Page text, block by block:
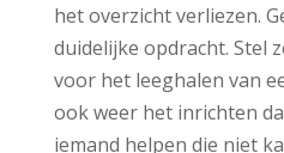
het overzicht verliezen.
duidelijke opdracht. Stel
voor het leeghalen van
ook weer het inrichten
iemand helpen die niet